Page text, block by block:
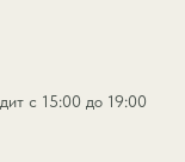
с 15:00 до 19:00